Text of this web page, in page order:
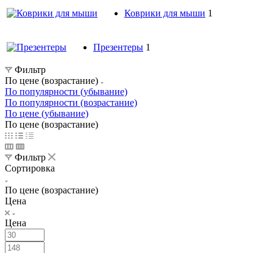
Коврики для мыши 1
Презентеры 1
Фильтр
По цене (возрастание)
По популярности (убывание)
По популярности (возрастание)
По цене (убывание)
По цене (возрастание)
Фильтр
Сортировка
По цене (возрастание)
Цена
Цена